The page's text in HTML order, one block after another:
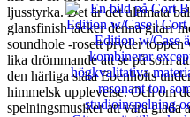
ljusstyrka. Det är det ultimata
glansfinish täcker denna gitarr
soundhole -rosett pryder
lika drömmande att se på som
den härliga släta Ebenholts
himmelsk upplevelse. Och om
spelningsmusiker att vara glada